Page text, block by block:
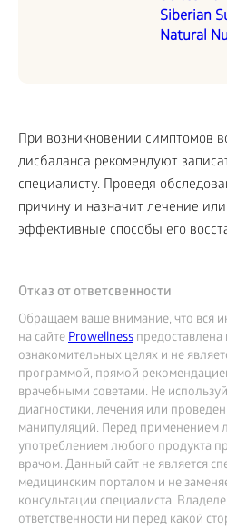
Siberian
Natural
При возникновении симптомов
дисбаланса рекомендуют
специалисту. Проведя
причину и назначит лечение
эффективные способы его
Отказ от ответсвенности
Обращаем ваше внимание, что вся
на сайтеProwellness
ознакомительных целях и не
программой, прямой
врачебными советами. Не
диагностики, лечения или
манипуляций. Перед применением
употреблением любого продукта
врачом. Данный сайт не является
медицинским порталом и не
консультации специалиста.
ответственности ни перед какой